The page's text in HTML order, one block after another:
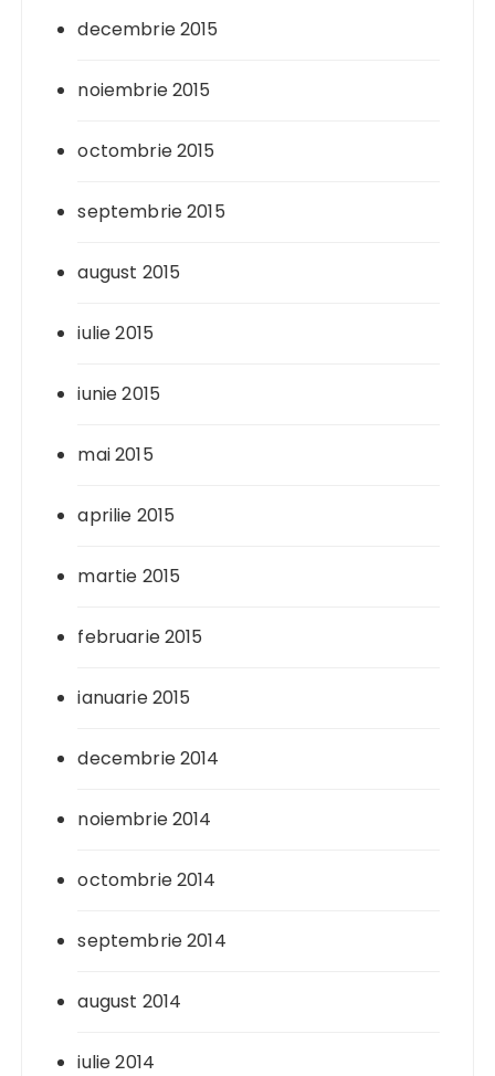
decembrie 2015
noiembrie 2015
octombrie 2015
septembrie 2015
august 2015
iulie 2015
iunie 2015
mai 2015
aprilie 2015
martie 2015
februarie 2015
ianuarie 2015
decembrie 2014
noiembrie 2014
octombrie 2014
septembrie 2014
august 2014
iulie 2014